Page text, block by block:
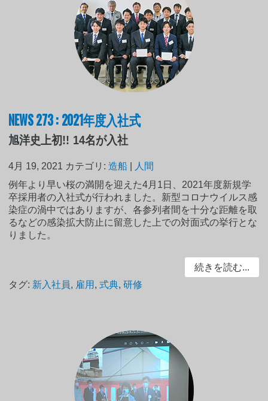
NEWS 273 : 2021年度入社式
旭洋史上初!! 14名が入社
4月 19, 2021 カテゴリ:造船
人間
例年より早い桜の満開を迎えた4月1日、2021年度新規学
卒採用者の入社式が行われました。新型コロナウイルス感
染症の渦中ではありますが、各参列者間を十分な距離を取
るなどの感染拡大防止に留意した上での対面式の挙行とな
りました。
続きを読む...
タグ: 新入社員, 雇用 ,式典,研修